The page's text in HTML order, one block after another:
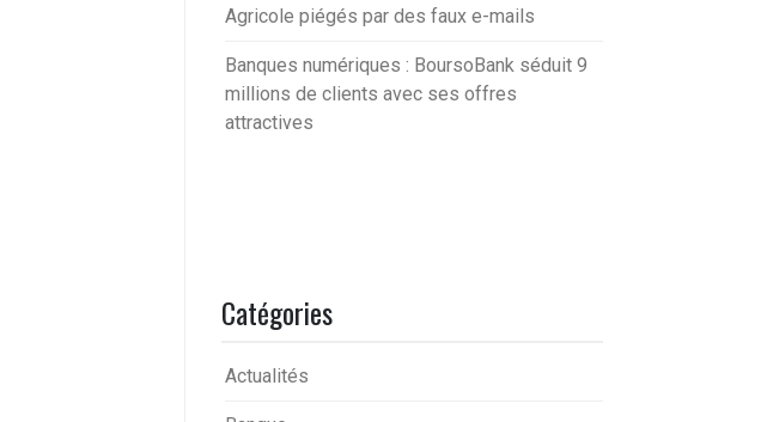
Agricole piégés par des faux e-mails
Banques numériques : BoursoBank séduit 9
millions de clients avec ses offres
attractives
Catégories
Actualités